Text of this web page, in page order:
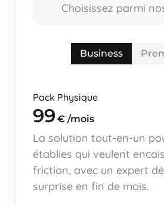
Choisissez parmi
Business
Pack Physique
99 € /mois
La solution tout-en-un
établies qui veulent
friction, avec un expert
surprise en fin de mois.